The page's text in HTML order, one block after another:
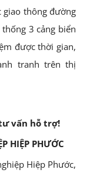
giao thông đường
3 cảng biển
được thời gian,
tranh trên thị
vấn hỗ trợ!
HIỆP PHƯỚC
Hiệp Phước,